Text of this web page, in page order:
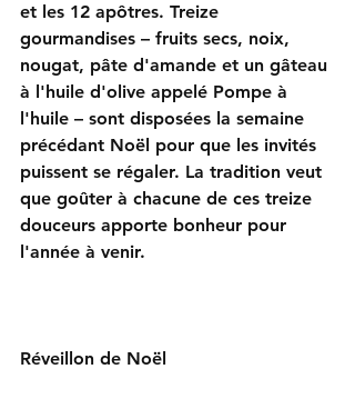
et les 12 apôtres. Treize
gourmandises – fruits secs, noix,
nougat, pâte d'amande et un gâteau
à l'huile d'olive appelé Pompe à
l'huile – sont disposées la semaine
précédant Noël pour que les invités
puissent se régaler. La tradition veut
que goûter à chacune de ces treize
douceurs apporte bonheur pour
l'année à venir.
Réveillon de Noël